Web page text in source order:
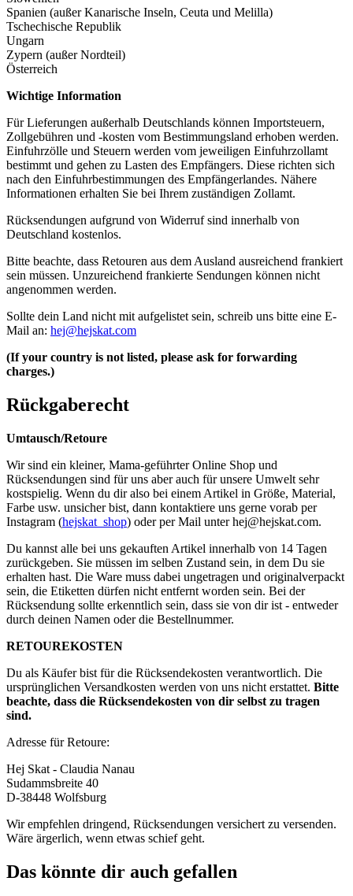
Spanien (außer Kanarische Inseln, Ceuta und Melilla)
Tschechische Republik
Ungarn
Zypern (außer Nordteil)
Österreich
Wichtige Information
Für Lieferungen außerhalb Deutschlands können Importsteuern,
Zollgebühren und -kosten vom Bestimmungsland erhoben werden.
Einfuhrzölle und Steuern werden vom jeweiligen Einfuhrzollamt
bestimmt und gehen zu Lasten des Empfängers. Diese richten sich
nach den Einfuhrbestimmungen des Empfängerlandes. Nähere
Informationen erhalten Sie bei Ihrem zuständigen Zollamt.
Rücksendungen aufgrund von Widerruf sind innerhalb von
Deutschland kostenlos.
Bitte beachte, dass Retouren aus dem Ausland ausreichend frankiert
sein müssen. Unzureichend frankierte Sendungen können nicht
angenommen werden.
Sollte dein Land nicht mit aufgelistet sein, schreib uns bitte eine E-
Mail an: hej@hejskat.com
(If your country is not listed, please ask for forwarding
charges.)
Rückgaberecht
Umtausch/Retoure
Wir sind ein kleiner, Mama-geführter Online Shop und
Rücksendungen sind für uns aber auch für unsere Umwelt sehr
kostspielig. Wenn du dir also bei einem Artikel in Größe, Material,
Farbe usw. unsicher bist, dann kontaktiere uns gerne vorab per
Instagram (hejskat_shop) oder per Mail unterhej@hejskat.com.
Du kannst alle bei uns gekauften Artikel innerhalb von 14 Tagen
zurückgeben. Sie müssen im selben Zustand sein, in dem Du sie
erhalten hast. Die Ware muss dabei ungetragen und originalverpackt
sein, die Etiketten dürfen nicht entfernt worden sein. Bei der
Rücksendung sollte erkenntlich sein, dass sie von dir ist - entweder
durch deinen Namen oder die Bestellnummer.
RETOUREKOSTEN
Du als Käufer bist für die Rücksendekosten verantwortlich. Die
ursprünglichen Versandkosten werden von uns nicht erstattet. Bitte
beachte, dass die Rücksendekosten von dir selbst zu tragen
sind.
Adresse für Retoure:
Hej Skat - Claudia Nanau
Sudammsbreite 40
D-38448 Wolfsburg
Wir empfehlen dringend, Rücksendungen versichert zu versenden.
Wäre ärgerlich, wenn etwas schief geht.
Das könnte dir auch gefallen